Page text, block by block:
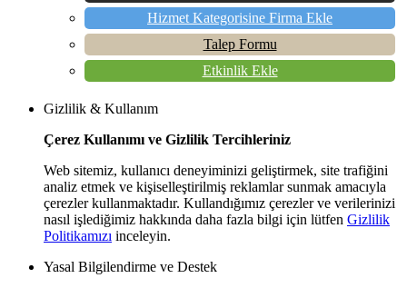
Hizmet Kategorisine Firma Ekle
Talep Formu
Etkinlik Ekle
Gizlilik & Kullanım
Çerez Kullanımı ve Gizlilik Tercihleriniz
Web sitemiz, kullanıcı deneyiminizi geliştirmek, site trafiğini
analiz etmek ve kişiselleştirilmiş reklamlar sunmak amacıyla
çerezler kullanmaktadır. Kullandığımız çerezler ve verilerinizi
nasıl işlediğimiz hakkında daha fazla bilgi için lütfen Gizlilik
Politikamızı inceleyin.
Yasal Bilgilendirme ve Destek